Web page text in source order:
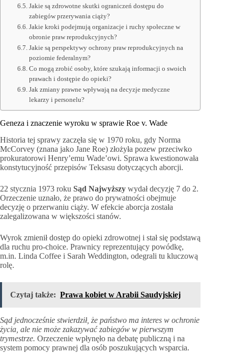
Jakie są zdrowotne skutki ograniczeń dostępu do
zabiegów przerywania ciąży?
Jakie kroki podejmują organizacje i ruchy społeczne w
obronie praw reprodukcyjnych?
Jakie są perspektywy ochrony praw reprodukcyjnych na
poziomie federalnym?
Co mogą zrobić osoby, które szukają informacji o swoich
prawach i dostępie do opieki?
Jak zmiany prawne wpływają na decyzje medyczne
lekarzy i personelu?
Geneza i znaczenie wyroku w sprawie Roe v. Wade
Historia tej sprawy zaczęła się w 1970 roku, gdy Norma
McCorvey (znana jako Jane Roe) złożyła pozew przeciwko
prokuratorowi Henry’emu Wade’owi. Sprawa kwestionowała
konstytucyjność przepisów Teksasu dotyczących aborcji.
22 stycznia 1973 roku Sąd Najwyższy wydał decyzję 7 do 2.
Orzeczenie uznało, że prawo do prywatności obejmuje
decyzję o przerwaniu ciąży. W efekcie aborcja została
zalegalizowana w większości stanów.
Wyrok zmienił dostęp do opieki zdrowotnej i stał się podstawą
dla ruchu pro-choice. Prawnicy reprezentujący powódkę,
m.in. Linda Coffee i Sarah Weddington, odegrali tu kluczową
rolę.
Czytaj także: Prawa kobiet w Arabii Saudyjskiej
Sąd jednocześnie stwierdził, że państwo ma interes w ochronie
życia, ale nie może zakazywać zabiegów w pierwszym
trymestrze. Orzeczenie wpłynęło na debatę publiczną i na
system pomocy prawnej dla osób poszukujących wsparcia.